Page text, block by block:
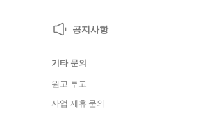
공지사항
기타 문의
원고 투고
사업 제휴 문의